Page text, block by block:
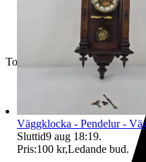
Toppsäljare
Väggklocka - Pendelur -
Sluttid9 aug 18:19.
Pris:100 kr,Ledande bud.